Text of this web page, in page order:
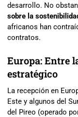
desarrollo. No
sobre la
africanos han
contratos.
Europa: Entre
estratégico
La recepción en
Este y algunos del
del Pireo (operado